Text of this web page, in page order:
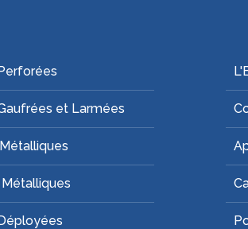
et Larmées